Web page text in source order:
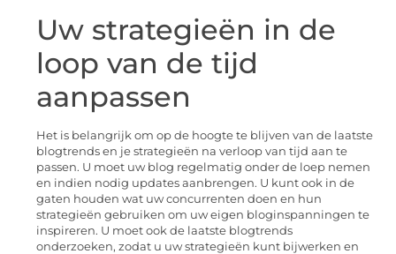
Uw strategieën in de
loop van de tijd
aanpassen
Het is belangrijk om op de hoogte te blijven van de laatste
blogtrends en je strategieën na verloop van tijd aan te
passen. U moet uw blog regelmatig onder de loep nemen
en indien nodig updates aanbrengen. U kunt ook in de
gaten houden wat uw concurrenten doen en hun
strategieën gebruiken om uw eigen bloginspanningen te
inspireren. U moet ook de laatste blogtrends
onderzoeken, zodat u uw strategieën kunt bijwerken en